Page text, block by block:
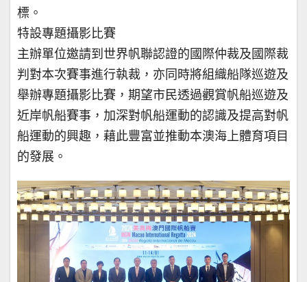
標。
特設專題攝影比賽
主辦單位邀請到世界帆聯認證的國際仲裁及國際裁
判對本次賽事進行執裁，亦同時將組織船隊巡遊及
舉辦專題攝影比賽，期望市民透過觀賞帆船巡遊及
近岸帆船賽事，加深對帆船運動的認識及提高對帆
船運動的興趣，藉此豐富並推動本澳海上體育項目
的發展。